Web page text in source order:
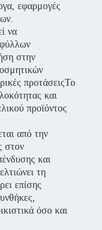
εφαρμογές
να
φύλλων
στην
προτάσειςΤο
και
προϊόντος
από την
στον
και
τη
επίσης
όσο και